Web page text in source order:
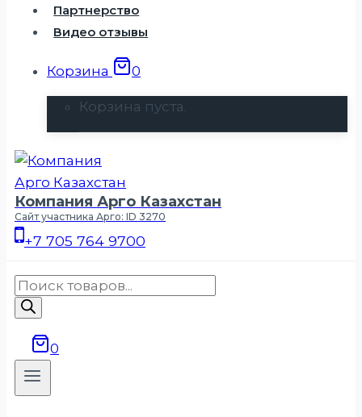
Партнерство
Видео отзывы
Корзина 0
Корзина пуста.
Компания Арго Казахстан
Сайт участника Арго: ID 3270
+7 705 764 9700
Поиск
товаров
0